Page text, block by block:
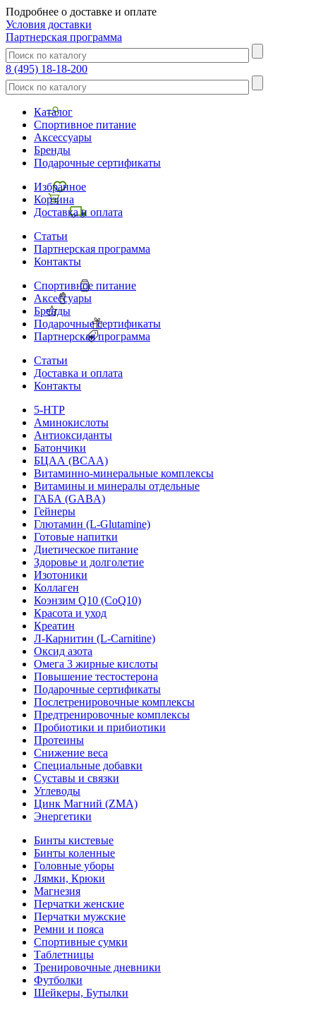
Подробнее о доставке и оплате
Условия доставки
Партнерская программа
8 (495) 18-18-200
Каталог
Спортивное питание
Аксессуары
Бренды
Подарочные сертификаты
Избранное
Корзина
Доставка и оплата
Статьи
Партнерская программа
Контакты
Спортивное питание
Аксессуары
Бренды
Подарочные сертификаты
Партнерская программа
Статьи
Доставка и оплата
Контакты
5-HTP
Аминокислоты
Антиоксиданты
Батончики
БЦАА (BCAA)
Витаминно-минеральные комплексы
Витамины и минералы отдельные
ГАБА (GABA)
Гейнеры
Глютамин (L-Glutamine)
Готовые напитки
Диетическое питание
Здоровье и долголетие
Изотоники
Коллаген
Коэнзим Q10 (CoQ10)
Красота и уход
Креатин
Л-Карнитин (L-Сarnitine)
Оксид азота
Омега 3 жирные кислоты
Повышение тестостерона
Подарочные сертификаты
Послетренировочные комплексы
Предтренировочные комплексы
Пробиотики и прибиотики
Протеины
Снижение веса
Специальные добавки
Суставы и связки
Углеводы
Цинк Магний (ZMA)
Энергетики
Бинты кистевые
Бинты коленные
Головные уборы
Лямки, Крюки
Магнезия
Перчатки женские
Перчатки мужские
Ремни и пояса
Спортивные сумки
Таблетницы
Тренировочные дневники
Футболки
Шейкеры, Бутылки